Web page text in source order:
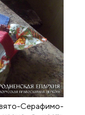
Серафимо-